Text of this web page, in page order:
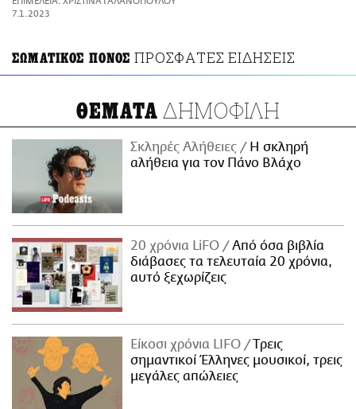
ΑΜΠΑ
7.1.2023
ΣΩΜΑΤΙΚΟΣ ΠΟΝΟΣ ΠΡΟΣΦΑΤΕΣ ΕΙΔΗΣΕΙΣ
ΘΕΜΑΤΑ ΔΗΜΟΦΙΛΗ
Σκληρές Αλήθειες
H σκληρή
αλήθεια για τον Πάνο Βλάχο
20 χρόνια LiFO
Από όσα βιβλία
διάβασες τα τελευταία 20 χρόνια,
αυτό ξεχωρίζεις
Είκοσι χρόνια LIFO
Tρεις
σημαντικοί Έλληνες μουσικοί, τρεις
μεγάλες απώλειες